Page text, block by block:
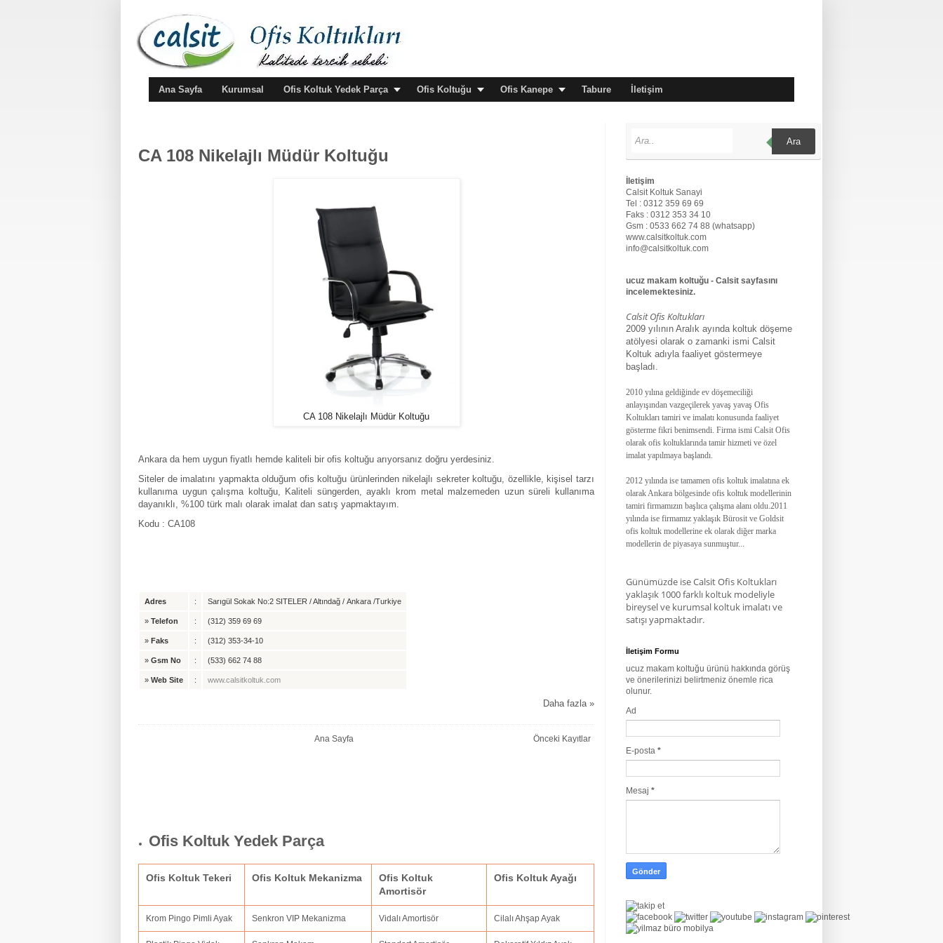
Ana Sayfa Kurumsal Ofis Koltuk Yedek Parça Ofis Koltuğu Ofis Kanepe Tabure İletişim
CA 108 Nikelajlı Müdür Koltuğu
CA 108 Nikelajlı Müdür Koltuğu
Ankara da hem uygun fiyatlı hemde kaliteli bir ofis koltuğu arıyorsanız doğru yerdesiniz.
Siteler de imalatını yapmakta olduğum ofis koltuğu ürünlerinden nikelajlı sekreter koltuğu, özellikle, kişisel tarzı
kullanıma uygun çalışma koltuğu, Kaliteli süngerden, ayaklı krom metal malzemeden uzun süreli kullanıma
dayanıklı, %100 türk malı olarak imalat dan satış yapmaktayım.
Kodu : CA108
Adres : Sarıgül Sokak No:2 SITELER / Altındağ / Ankara /Turkiye
» Telefon : (312) 359 69 69
» Faks : (312) 353-34-10
» Gsm No : (533) 662 74 88
» Web Site : www.calsitkoltuk.com
Daha fazla »
Önceki Kayıtlar
Ana Sayfa
Ofis Koltuk Yedek Parça
Ofis Koltuk Tekeri Ofis Koltuk Mekanizma
Ofis Koltuk
Amortisör
Ofis Koltuk Ayağı
Krom Pingo Pimli Ayak Senkron VIP Mekanizma Vidalı Amortisör Cilalı Ahşap Ayak
Ara
İletişim
Calsit Koltuk Sanayi
Tel : 0312 359 69 69
Faks : 0312 353 34 10
Gsm : 0533 662 74 88 (whatsapp)
www.calsitkoltuk.com
info@calsitkoltuk.com
ucuz makam koltuğu - Calsit sayfasını
incelemektesiniz.
Calsit Ofis Koltukları
2009 yılının Aralık ayında koltuk döşeme
atölyesi olarak o zamanki ismi Calsit
Koltuk adıyla faaliyet göstermeye
başladı.
2010 yılına geldiğinde ev döşemeciliği
anlayışından vazgeçilerek yavaş yavaş Ofis
Koltukları tamiri ve imalatı konusunda faaliyet
gösterme fikri benimsendi. Firma ismi Calsit Ofis
olarak ofis koltuklarında tamir hizmeti ve özel
imalat yapılmaya başlandı.
2012 yılında ise tamamen ofis koltuk imalatına ek
olarak Ankara bölgesinde ofis koltuk modellerinin
tamiri firmamızın başlıca çalışma alanı oldu.2011
yılında ise firmamız yaklaşık Bürosit ve Goldsit
ofis koltuk modellerine ek olarak diğer marka
modellerin de piyasaya sunmuştur...
Günümüzde ise Calsit Ofis Koltukları
yaklaşık 1000 farklı koltuk modeliyle
bireysel ve kurumsal koltuk imalatı ve
satışı yapmaktadır.
İletişim Formu
ucuz makam koltuğu ürünü hakkında görüş
ve önerilerinizi belirtmeniz önemle rica
olunur.
Ad
E-posta *
Mesaj *